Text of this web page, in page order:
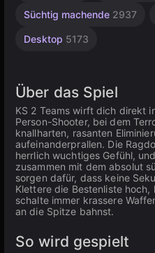
Süchtig machende 2937
Desktop 5173
3175
Über das Spiel
KS 2 Teams wirft dich direkt
Person-Shooter, bei dem
knallharten, rasanten
aufeinanderprallen. Die
herrlich wuchtiges Gefühl,
zusammen mit dem absolut
sorgen dafür, dass keine
Klettere die Bestenliste
schalte immer krassere
an die Spitze bahnst.
So wird gespielt